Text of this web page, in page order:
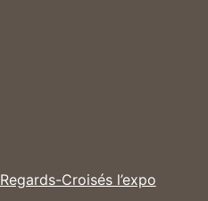
Regards-Croisés l’expo